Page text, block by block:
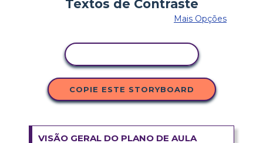
Mais Opções
COPIE ESTE STORYBOARD
VISÃO GERAL DO PLANO DE AULA